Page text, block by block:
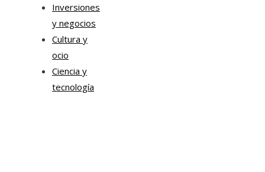
Inversiones
y negocios
Cultura y
ocio
Ciencia y
tecnología